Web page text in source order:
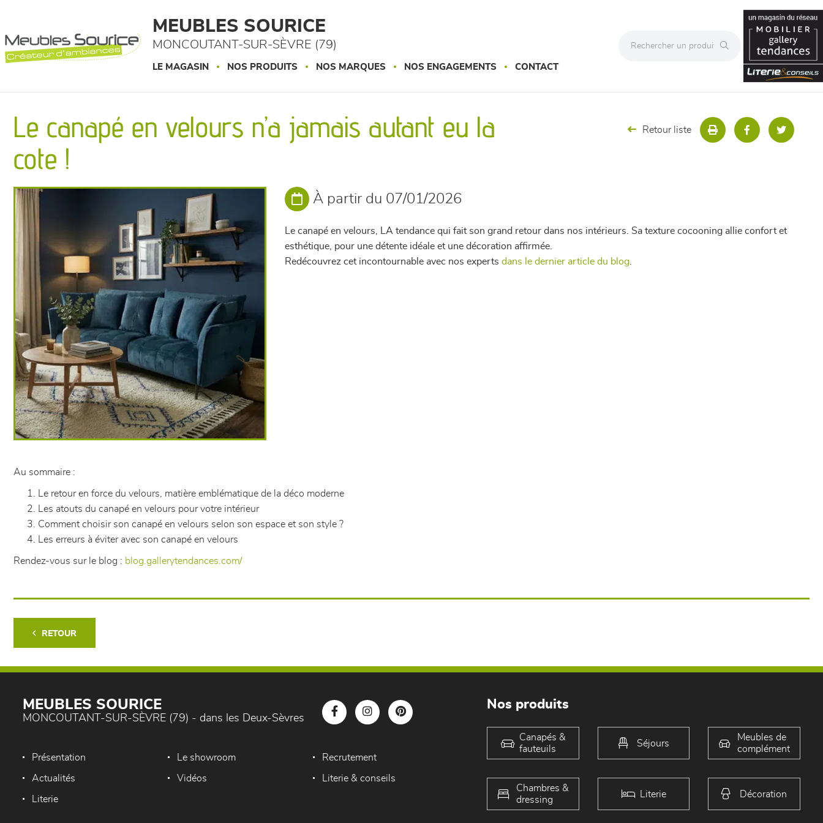
MEUBLES SOURICE
MONCOUTANT-SUR-SÈVRE (79)
LE MAGASIN NOS PRODUITS NOS MARQUES NOS ENGAGEMENTS CONTACT
Le canapé en velours n’a jamais autant eu la
cote !
Retour liste
À partir du 07/01/2026
Le canapé en velours, LA tendance qui fait son grand retour dans nos intérieurs. Sa texture cocooning allie confort et
esthétique, pour une détente idéale et une décoration affirmée.
Redécouvrez cet incontournable avec nos expertsdans le dernier article du blog
Au sommaire :
Le retour en force du velours, matière emblématique de la déco moderne
Les atouts du canapé en velours pour votre intérieur
Comment choisir son canapé en velours selon son espace et son style ?
Les erreurs à éviter avec son canapé en velours
Rendez-vous sur le blog : blog.gallerytendances.com/
RETOUR
MEUBLES SOURICE
MONCOUTANT-SUR-SÈVRE (79) - dans les Deux-Sèvres
Présentation Le showroom Recrutement
Actualités Vidéos Literie & conseils
Literie
Nos produits
Canapés &
fauteuils
Séjours
Meubles de
complément
Chambres &
dressing
Literie Décoration